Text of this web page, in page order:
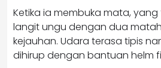
Ketika ia membuka mata,
langit ungu dengan dua
kejauhan. Udara terasa tipis
dihirup dengan bantuan helm